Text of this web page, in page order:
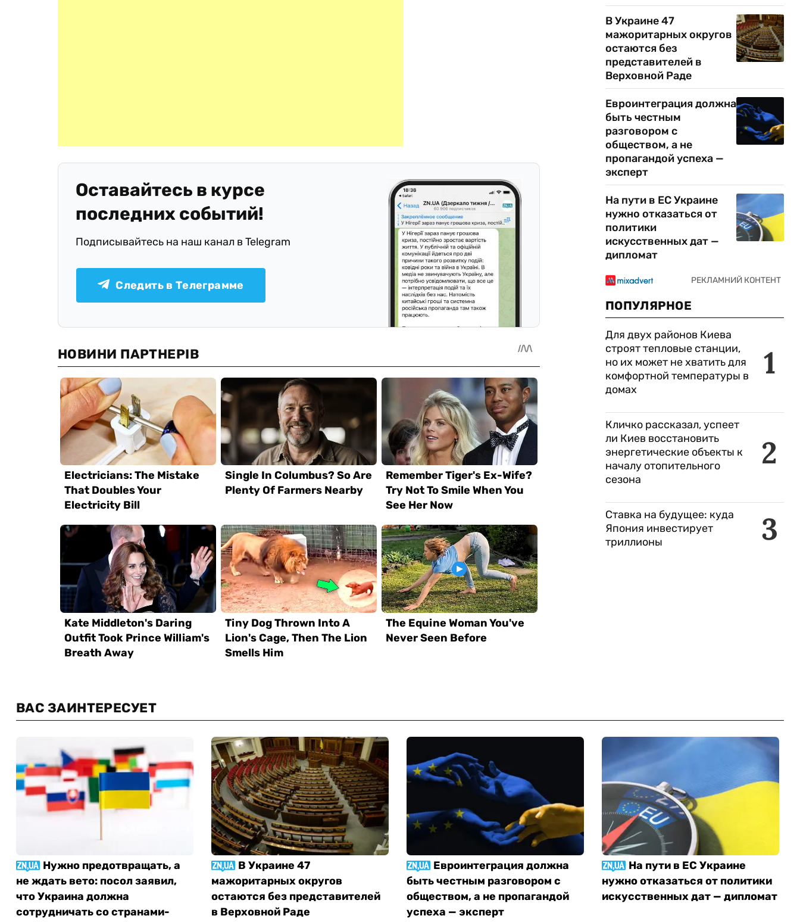
Оставайтесь в курсе
последних событий!
Подписывайтесь на наш канал в Telegram
Следить в Телеграмме
В Украине 47
мажоритарных округов
остаются без
представителей в
Верховной Раде
Евроинтеграция должна
быть честным
разговором с
обществом, а не
пропагандой успеха —
эксперт
На пути в ЕС Украине
нужно отказаться от
политики
искусственных дат —
дипломат
ПОПУЛЯРНОЕ
1
Для двух районов Киева
строят тепловые станции,
но их может не хватить для
комфортной температуры в
домах
2
Кличко рассказал, успеет
ли Киев восстановить
энергетические объекты к
началу отопительного
сезона
3
Ставка на будущее: куда
Япония инвестирует
триллионы
ВАС ЗАИНТЕРЕСУЕТ
Нужно предотвращать, а
не ждать вето: посол заявил,
что Украина должна
сотрудничать со странами-
В Украине 47
мажоритарных округов
остаются без представителей
в Верховной Раде
Евроинтеграция должна
быть честным разговором с
обществом, а не пропагандой
успеха — эксперт
На пути в ЕС Украине
нужно отказаться от политики
искусственных дат — дипломат